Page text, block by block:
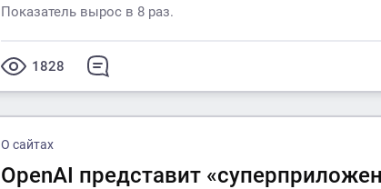
Показатель вырос в 8 раз.
1828
О сайтах
OpenAI представит